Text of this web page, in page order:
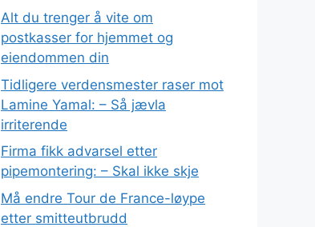
Alt du trenger å vite om
postkasser for hjemmet og
eiendommen din
Tidligere verdensmester raser mot
Lamine Yamal: – Så jævla
irriterende
Firma fikk advarsel etter
pipemontering: – Skal ikke skje
Må endre Tour de France-løype
etter smitteutbrudd